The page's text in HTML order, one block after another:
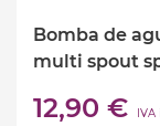
Bomba de
multi spout
12,90 €